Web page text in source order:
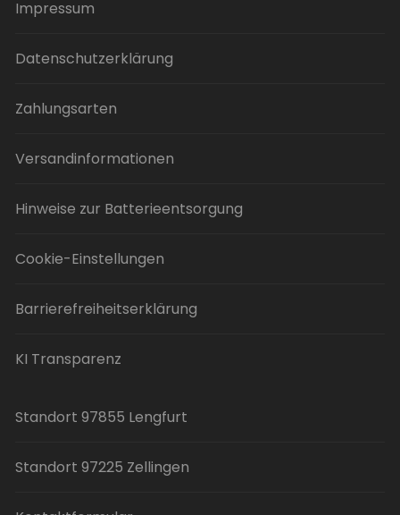
Impressum
Datenschutzerklärung
Zahlungsarten
Versandinformationen
Hinweise zur Batterieentsorgung
Cookie-Einstellungen
Barrierefreiheitserklärung
KI Transparenz
Standort 97855 Lengfurt
Standort 97225 Zellingen